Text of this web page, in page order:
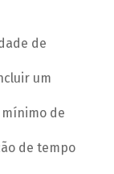
de
um
de
de tempo